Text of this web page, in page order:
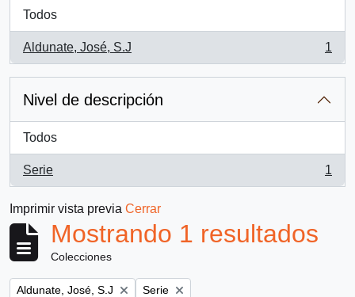
Todos
Aldunate, José, S.J
, 1 resultados
1
Nivel de descripción
Todos
Serie
, 1 resultados
1
Imprimir vista previa Cerrar
Mostrando 1 resultados
Colecciones
Remove filter:
Aldunate, José, S.J Remove filter:
Serie